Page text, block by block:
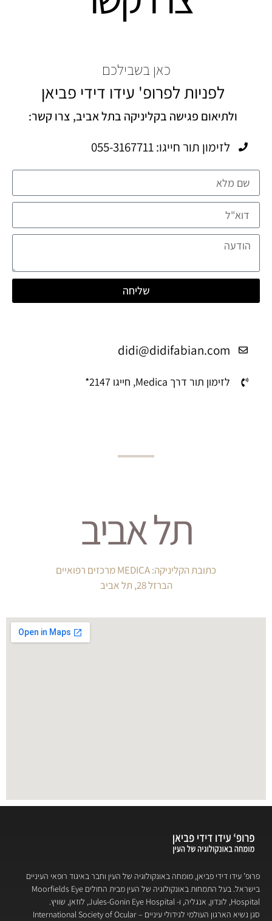
כאן בשבילכם
לפניות לפרופ' עידו דידי פביאן
ולתיאום פגישה בקליניקה בתל אביב, צרו קשר:
לזימון תור חייגו: 055-3167711
שליחה
didi@didifabian.com
לזימון תור דרך Medica, חייגו 2147*
תל אביב
כתובת הקליניקה: MEDICA מרכזים רפואיים
הברזל 28, תל אביב
פרופ’ עידו דידי פביאן, מומחה באונקולוגיה של העין וחבר באיגוד רופאי העיניים
בישראל. בעל התמחות באונקולוגיה של העין מבית החולים Moorfields Eye
Hospital, לונדון, אנגליה, ו- Jules-Gonin Eye Hospital, לוזאן, שוויץ.
סגן נשיא הארגון העולמי לגידולי עיניים – International Society of Ocular